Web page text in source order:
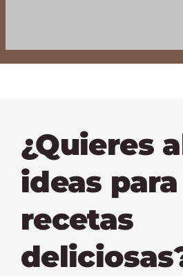
¿Quieres
ideas para
recetas